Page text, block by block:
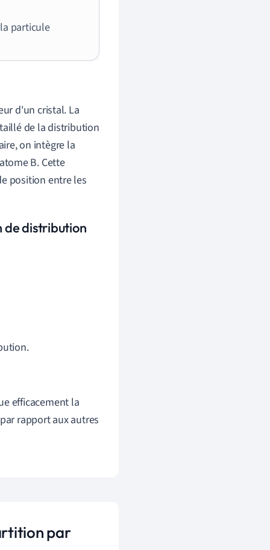
particule
d'un cristal. La
de la distribution
on intègre la
B. Cette
position entre les
de distribution
efficacement la
rapport aux autres
par